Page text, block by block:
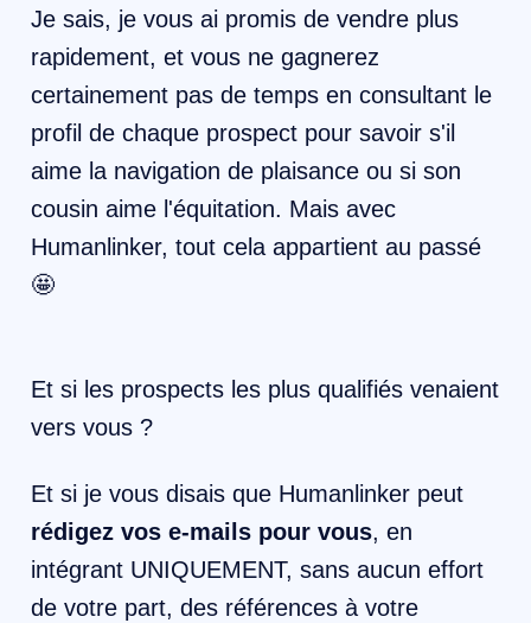
Je sais, je vous ai promis de vendre plus
rapidement, et vous ne gagnerez
certainement pas de temps en consultant le
profil de chaque prospect pour savoir s'il
aime la navigation de plaisance ou si son
cousin aime l'équitation. Mais avec
Humanlinker, tout cela appartient au passé
🤩
Et si les prospects les plus qualifiés venaient
vers vous ?
Et si je vous disais que Humanlinker peut
rédigez vos e-mails pour vous, en
intégrant UNIQUEMENT, sans aucun effort
de votre part, des références à votre